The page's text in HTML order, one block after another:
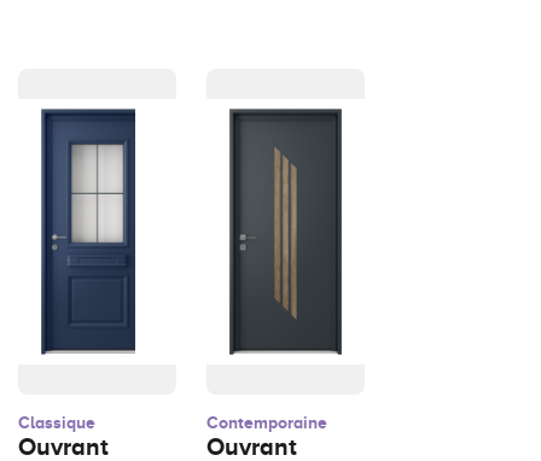
Classique
Ouvrant
Contemporaine
Ouvrant